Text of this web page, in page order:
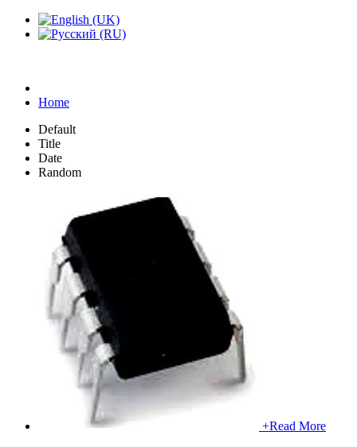
Home
Default
Title
Date
Random
+Read More